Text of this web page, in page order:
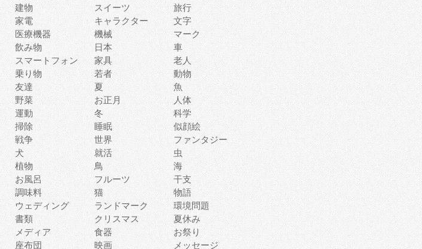
建物 スイーツ
旅行
家電 キャラクター
文字
医療機器 機械
マーク
飲み物 日本
車
スマートフォン 家具
老人
乗り物 若者
動物
友達 夏
魚
野菜 お正月
人体
運動 冬
科学
掃除 睡眠
似顔絵
戦争 世界
ファンタジー
犬 就活
虫
植物 鳥
海
お風呂 フルーツ
干支
調味料 猫
物語
ウェディング ランドマーク
環境問題
書類 クリスマス
夏休み
メディア 食器
お祭り
座布団 映画 メッセージ